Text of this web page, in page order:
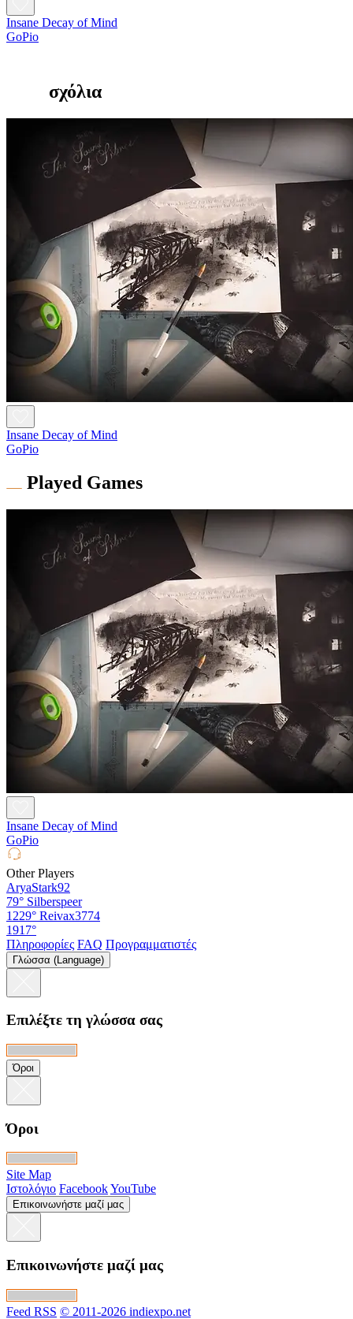
Insane Decay of Mind
GoPio
σχόλια
Insane Decay of Mind
GoPio
Played Games
Insane Decay of Mind
GoPio
Other Players
AryaStark92
79° Silberspeer
1229° Reivax3774
1917°
Πληροφορίες FAQ Προγραμματιστές
Γλώσσα (Language)
Επιλέξτε τη γλώσσα σας
Όροι
Όροι
Site Map
Ιστολόγιο FacebookYouTube
Επικοινωνήστε μαζί μας
Επικοινωνήστε μαζί μας
Feed RSS © 2011-2026 indiexpo.net